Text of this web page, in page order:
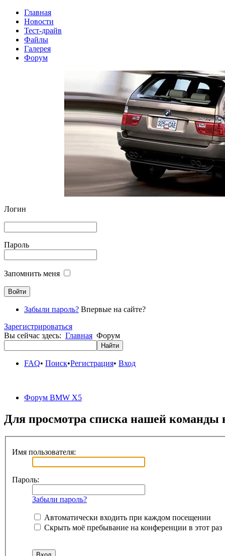
Главная
Новости
Тест-драйв
Файлы
Галерея
Форум
Логин
Пароль
Запомнить меня
Забыли пароль? Впервые на сайте?
Зарегистрироваться
Вы сейчас здесь: Главная Форум
FAQ• Поиск•Регистрация• Вход
Форум BMW X5
Для просмотра списка нашей
Имя пользователя:
Пароль:
Забыли пароль?
Автоматически входить при каждом посещении
Скрыть моё пребывание на конференции в этот раз